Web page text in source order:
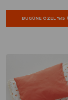
BUGÜNE ÖZEL %15